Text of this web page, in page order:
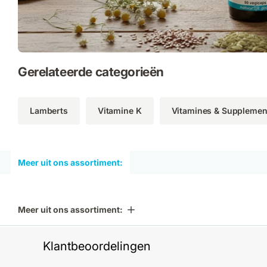
Gerelateerde categorieën
Lamberts Vitamine K Vitamines &
Meer uit ons assortiment:
Meer uit ons assortiment:
Klantbeoordelingen